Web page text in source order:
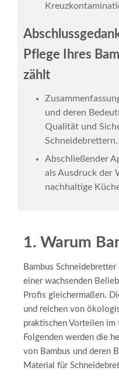
Pflege Ihres
zählt
und deren
Qualität und
Schneidebrettern.
Abschließender
als Ausdruck der
nachhaltige
1. Warum
Bambus
einer wachsenden
Profis gleichermaßen.
und reichen von
praktischen Vorteilen im
Folgenden werden die
von Bambus und deren
Material für